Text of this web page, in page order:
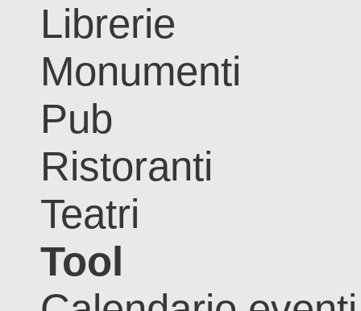
Librerie
Monumenti
Pub
Ristoranti
Teatri
Tool